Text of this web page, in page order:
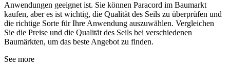
Anwendungen geeignet ist. Sie können Paracord im Baumarkt
kaufen, aber es ist wichtig, die Qualität des Seils zu überprüfen und
die richtige Sorte für Ihre Anwendung auszuwählen. Vergleichen
Sie die Preise und die Qualität des Seils bei verschiedenen
Baumärkten, um das beste Angebot zu finden.
See more